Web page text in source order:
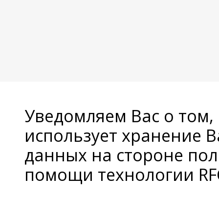
Уведомляем Вас о
использует хранение
данных на стороне
помощи технологии